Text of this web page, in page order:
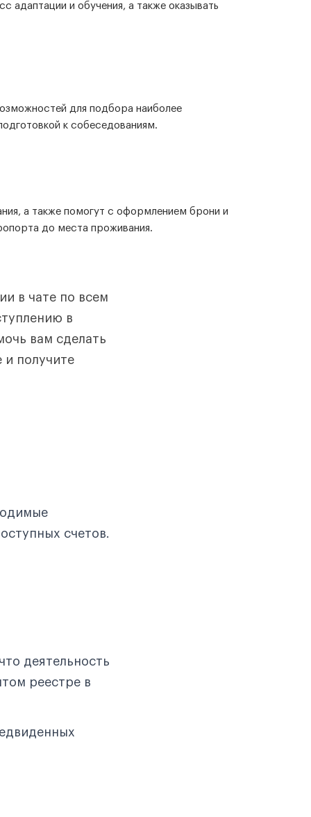
адаптации и обучения, а также оказывать
для подбора наиболее
к собеседованиям.
а также помогут с оформлением брони и
до места проживания.
в чате по всем
в
вам сделать
и получите
счетов.
деятельность
реестре в